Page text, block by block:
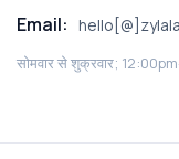
Email:
सोमवार से शुक्रवार;